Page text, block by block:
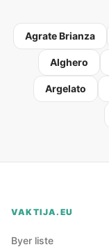
Agrate Brianza
Alghero
Argelato
VAKTIJA.EU
Byer liste